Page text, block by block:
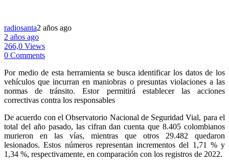
radiosanta2 años ago
2 años ago
266,0 Views
0 Comments
Por medio de esta herramienta se busca identificar los datos de los
vehículos que incurran en maniobras o presuntas violaciones a las
normas de tránsito. Estor permitirá establecer las acciones
correctivas contra los responsables
De acuerdo con el Observatorio Nacional de Seguridad Vial, para el
total del año pasado, las cifran dan cuenta que 8.405 colombianos
murieron en las vías, mientras que otros 29.482 quedaron
lesionados. Estos números representan incrementos del 1,71 % y
1,34 %, respectivamente, en comparación con los registros de 2022.